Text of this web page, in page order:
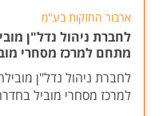
ארבור החזקות בע"מ
לחברת ניהול נדל"ן
מתחם למרכז מסחרי
לחברת ניהול נדל"ן
למרכז מסחרי מוביל